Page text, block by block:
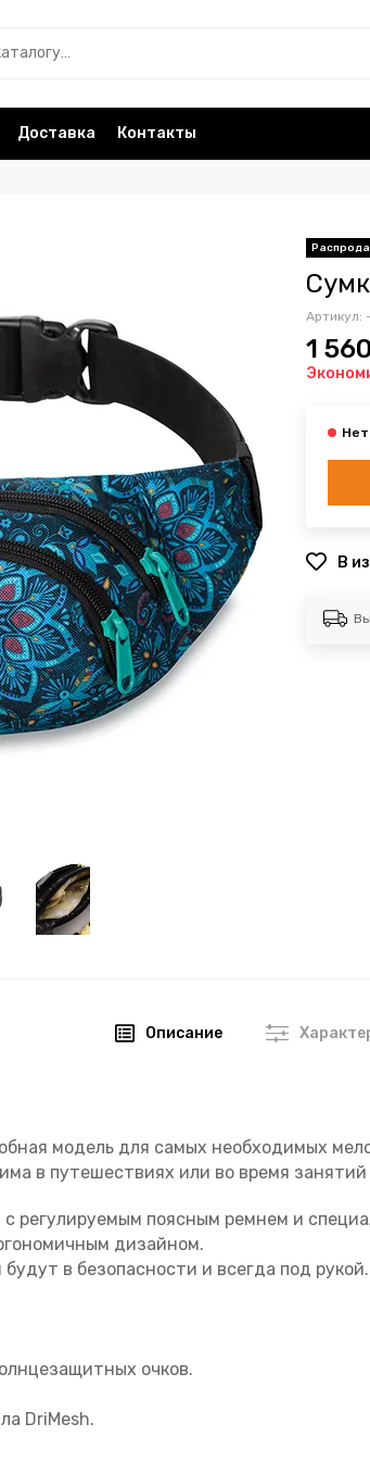
Доставка Контакты
Артикул:
1
В
Описание
модель для самых необходимых
в путешествиях или во время занятий
с регулируемым поясным ремнем и
дизайном.
в безопасности и всегда под рукой.
очков.
DriMesh.